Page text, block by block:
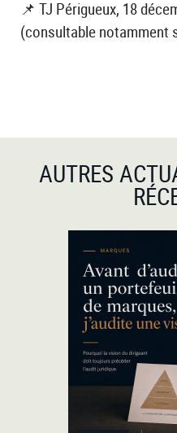
📌 TJ Périgueux, 18
(consultable notamment
AUTRES